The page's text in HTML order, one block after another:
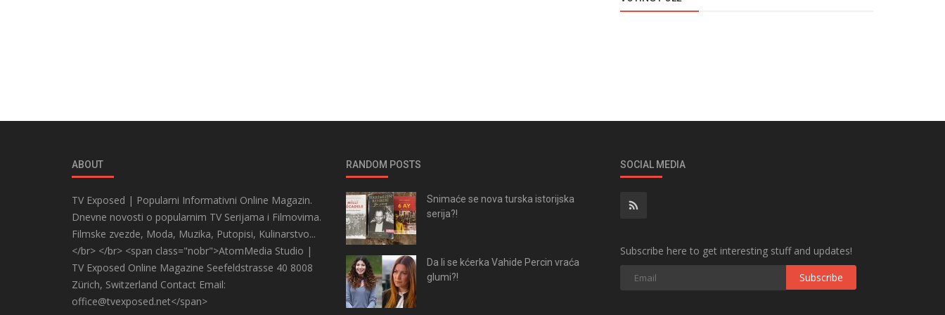
ABOUT
TV Exposed | Popularni Informativni Online Magazin.
Dnevne novosti o popularnim TV Serijama i Filmovima.
Filmske zvezde, Moda, Muzika, Putopisi, Kulinarstvo...
</br> </br> <span class="nobr">AtomMedia Studio |
TV Exposed Online Magazine Seefeldstrasse 40 8008
Zürich, Switzerland Contact Email:
office@tvexposed.net</span>
RANDOM POSTS
Snimaće se nova turska istorijska
serija?!
Da li se kćerka Vahide Percin vraća
glumi?!
SOCIAL MEDIA
Subscribe here to get interesting stuff and updates!
Subscribe